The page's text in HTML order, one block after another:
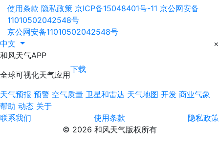
使用条款 隐私政策 京ICP备15048401号-11 京公网安备
11010502042548号
京公网安备11010502042548号
中文
×
和风天气APP
全球可视化天气应用
下载
天气预报 预警 空气质量 卫星和雷达 天气地图 开发 商业气象
帮助 动态 关于
联系我们
使用条款
隐私政策
© 2026 和风天气版权所有